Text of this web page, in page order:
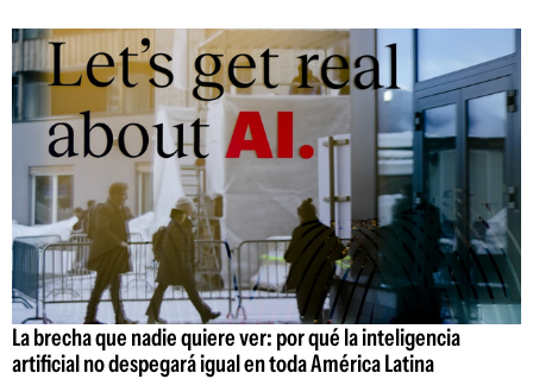
La brecha que nadie quiere ver: por qué la inteligencia
artificial no despegará igual en toda América Latina